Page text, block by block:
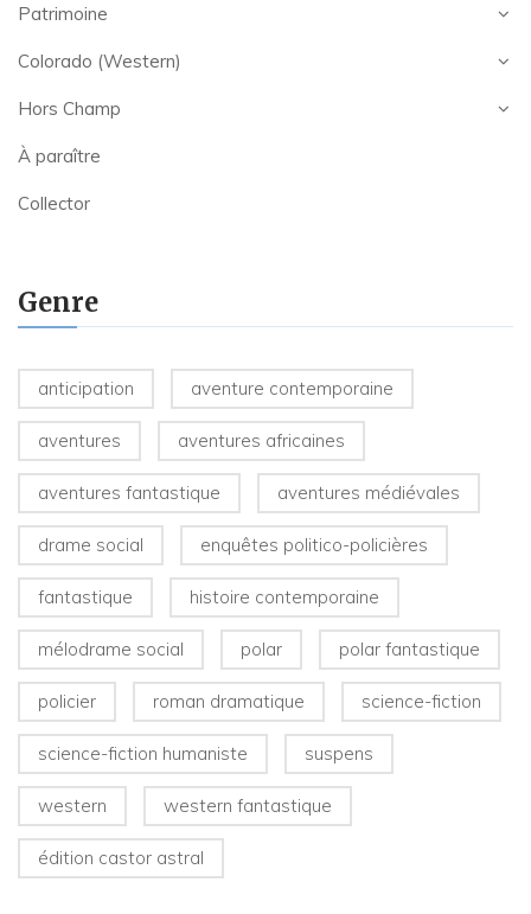
Patrimoine
Colorado (Western)
Hors Champ
À paraître
Collector
Genre
anticipation aventure contemporaine
aventures aventures africaines
aventures fantastique aventures médiévales
drame social enquêtes politico-policières
fantastique histoire contemporaine
mélodrame social polar polar fantastique
policier roman dramatique science-fiction
science-fiction humaniste suspens
western western fantastique
édition castor astral